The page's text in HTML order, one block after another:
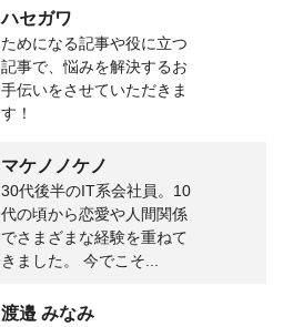
ハセガワ
ためになる記事や役に立つ
記事で、悩みを解決するお
手伝いをさせていただきま
す！
マケノノケノ
30代後半のIT系会社員。10
代の頃から恋愛や人間関係
でさまざまな経験を重ねて
きました。 今でこそ...
渡邉 みなみ